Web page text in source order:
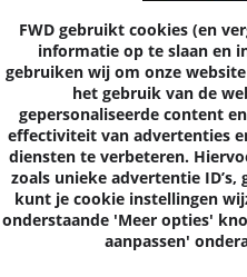
FWD gebruikt cookies (en
informatie op te slaan en
gebruiken wij om onze
het gebruik van de
gepersonaliseerde content
effectiviteit van advertenties
diensten te verbeteren.
zoals unieke advertentie ID’s,
kunt je cookie instellingen
onderstaande 'Meer opties'
aanpassen'